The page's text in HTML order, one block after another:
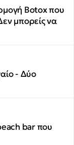
Botox που
μπορείς να
- Δύο
bar που